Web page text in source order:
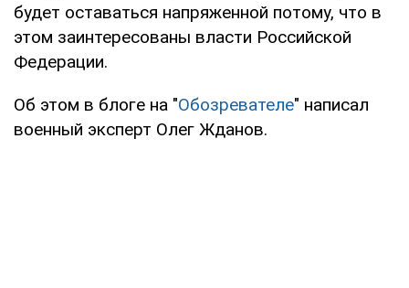
будет оставаться напряженной потому, что в
этом заинтересованы власти Российской
Федерации.
Об этом в блоге на "Обозревателе" написал
военный эксперт Олег Жданов.